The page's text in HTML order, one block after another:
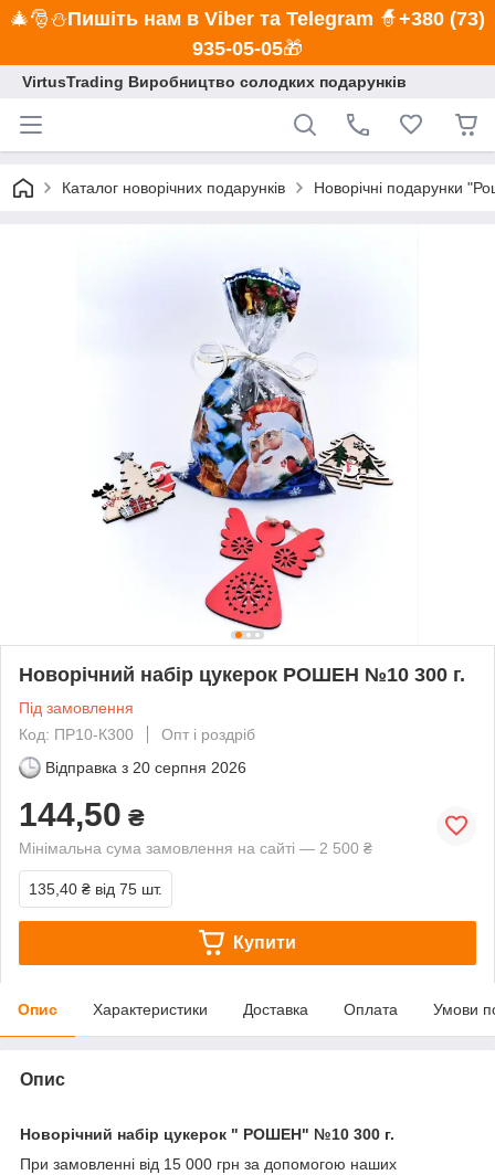
🎄🎅⛄Пишіть нам в Viber та Telegram 🧙+380 (73)
935-05-05🎁
VirtusTrading Виробництво солодких подарунків
Каталог новорічних подарунків Новорічні подарунки
Новорічний набір цукерок РОШЕН №10 300 г.
Під замовлення
Код: ПР10-К300
Опт і роздріб
Відправка з 20 серпня 2026
144,50 ₴
Мінімальна сума замовлення на сайті — 2 500 ₴
135,40 ₴ від 75 шт.
Купити
Опис Характеристики Доставка Оплата Умови
Опис
Новорічний набір цукерок " РОШЕН" №10 300 г.
При замовленні від 15 000 грн за допомогою наших